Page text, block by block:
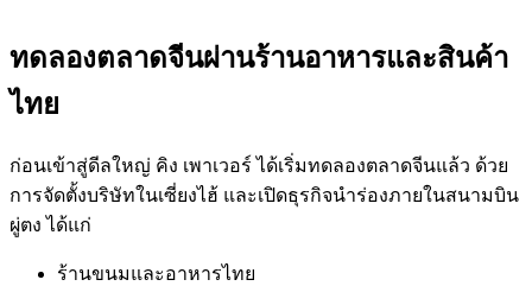
ทดลองตลาดจีนผ่านร้านอาหารและสินค้า
ไทย
ก่อนเข้าสู่ดีลใหญ่ คิง เพาเวอร์ ได้เริ่มทดลองตลาดจีนแล้ว ด้วย
การจัดตั้งบริษัทในเซี่ยงไฮ้ และเปิดธุรกิจนำร่องภายในสนามบิน
ผู่ตง ได้แก่
ร้านขนมและอาหารไทย